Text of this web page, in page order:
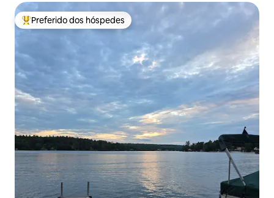
Entre os melhores preferidos dos hóspedes
Preferido dos hóspedes